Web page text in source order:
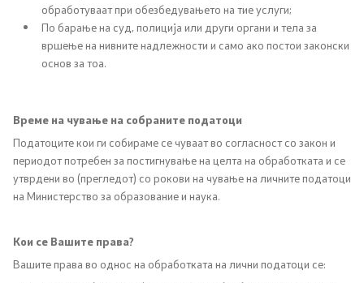
Интегрална евалуација
Нострификација
Акредитации
Стратешки документи
Ранг листи
обработуваат при обезбедувањето на тие услуги;
По барање на суд, полиција или други органи и тела за
вршење на нивните надлежности и само ако постои законски
основ за тоа.
Време на чување на собраните податоци
Податоците кои ги собираме се чуваат во согласност со закон и
периодот потребен за постигнување на целта на обработката и се
утврдени во (прегледот) со рокови на чување на личните податоци
на Министерство за образование и наука.
Кои се Вашите права?
Вашите права во однос на обработката на лични податоци се: